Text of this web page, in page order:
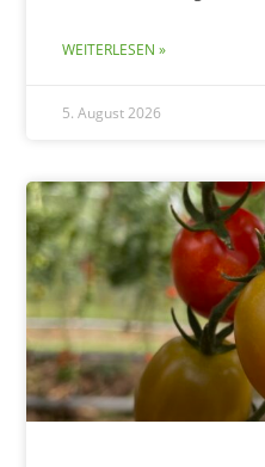
WEITERLESEN »
5. August 2026